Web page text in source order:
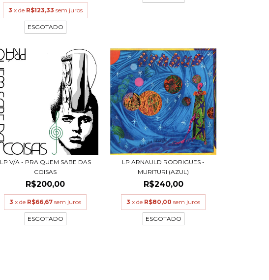
3 x de R$123,33 sem juros
ESGOTADO
LP V/A - PRA QUEM SABE DAS
COISAS
R$200,00
3 x de R$66,67 sem juros
ESGOTADO
LP ARNAULD RODRIGUES -
MURITURI (AZUL)
R$240,00
3 x de R$80,00 sem juros
ESGOTADO